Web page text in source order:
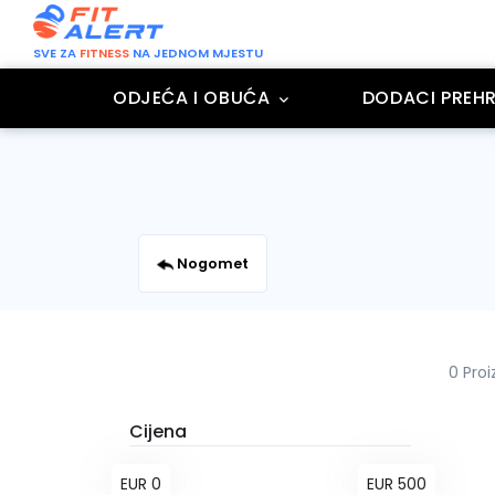
SVE ZA FITNESS NA JEDNOM MJESTU
ODJEĆA I OBUĆA DODACI
Nogomet
Cijena
EUR 0 EUR 500
0